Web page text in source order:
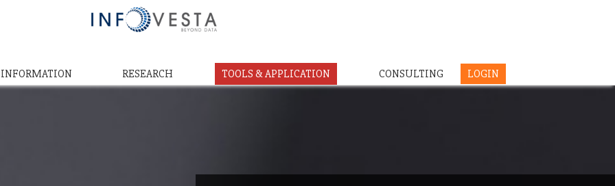
INFORMATION RESEARCH TOOLS & APPLICATION CONSULTING LOGIN